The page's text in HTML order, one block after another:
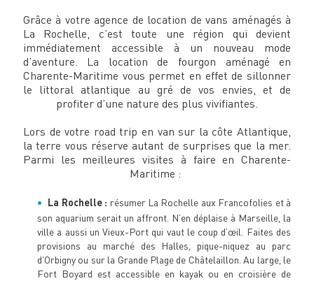
Grâce à votre agence de location de vans aménagés à
La Rochelle, c’est toute une région qui devient
immédiatement accessible à un nouveau mode
d’aventure. La location de fourgon aménagé en
Charente-Maritime vous permet en effet de sillonner
le littoral atlantique au gré de vos envies, et de
profiter d’une nature des plus vivifiantes.
Lors de votre road trip en van sur la côte Atlantique,
la terre vous réserve autant de surprises que la mer.
Parmi les meilleures visites à faire en Charente-
Maritime :
La Rochelle : résumer La Rochelle aux Francofolies et à
son aquarium serait un affront. N’en déplaise à Marseille, la
ville a aussi un Vieux-Port qui vaut le coup d’œil. Faites des
provisions au marché des Halles, pique-niquez au parc
d’Orbigny ou sur la Grande Plage de Châtelaillon. Au large, le
Fort Boyard est accessible en kayak ou en croisière de